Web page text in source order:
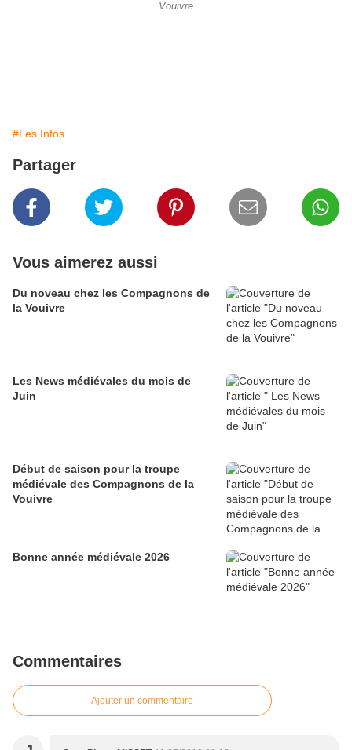
Vouivre
#Les Infos
Partager
Vous aimerez aussi
Du noveau chez les Compagnons de
la Vouivre
Les News médiévales du mois de
Juin
Début de saison pour la troupe
médiévale des Compagnons de la
Vouivre
Bonne année médiévale 2026
Commentaires
Ajouter un commentaire